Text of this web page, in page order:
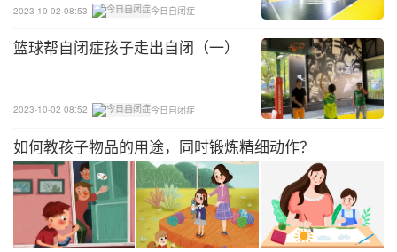
2023-10-02 08:53 今日自闭症
篮球帮自闭症孩子走出自闭（一）
2023-10-02 08:52 今日自闭症
如何教孩子物品的用途，同时锻炼精细动作？